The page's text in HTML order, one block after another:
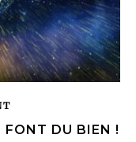
FONT DU BIEN !